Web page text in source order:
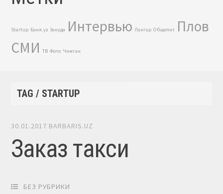
Startup Баня.уз Зануда Интервью Лангар Общепит Плов
СМИ ТВ Фото Чимган
TAG / STARTUP
30.01.2017 BARBARIS.UZ
Заказ такси
БЕЗ РУБРИКИ